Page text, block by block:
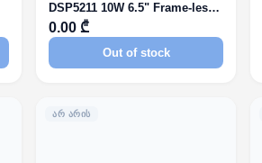
DSP5211 10W 6.5" Frame-less
Coaxial Ceiling Speaker
0.00 ₾
Out of stock
ᲐᲠ ᲐᲠᲘᲡ